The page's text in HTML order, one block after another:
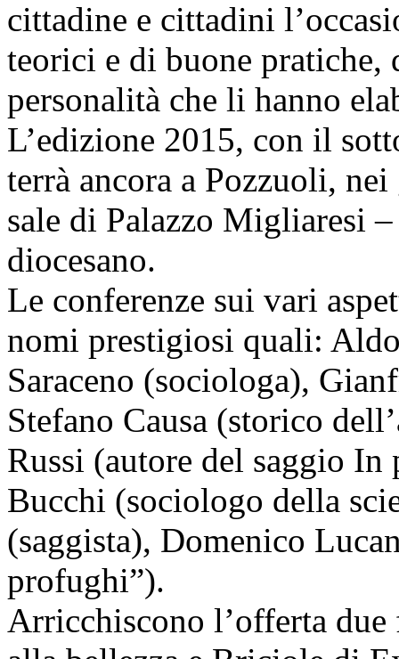
cittadine e cittadini
teorici e di buone pratiche,
personalità che li hanno
L’edizione 2015, con il
terrà ancora a Pozzuoli,
sale di Palazzo Migliaresi
diocesano.
Le conferenze sui vari
nomi prestigiosi quali:
Saraceno (sociologa),
Stefano Causa (storico
Russi (autore del saggio
Bucchi (sociologo della
(saggista), Domenico
profughi”).
Arricchiscono l’offerta